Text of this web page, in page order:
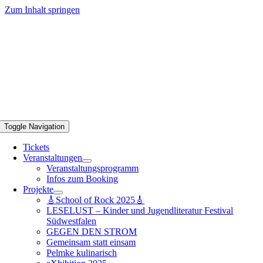
Zum Inhalt springen
Toggle Navigation
Tickets
Veranstaltungen
Veranstaltungsprogramm
Infos zum Booking
Projekte
🎸School of Rock 2025🎸
LESELUST – Kinder und Jugendliteratur Festival
Südwestfalen
GEGEN DEN STROM
Gemeinsam statt einsam
Pelmke kulinarisch